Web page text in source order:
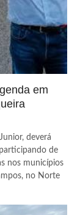
em
deverá
de
nos municípios
no Norte